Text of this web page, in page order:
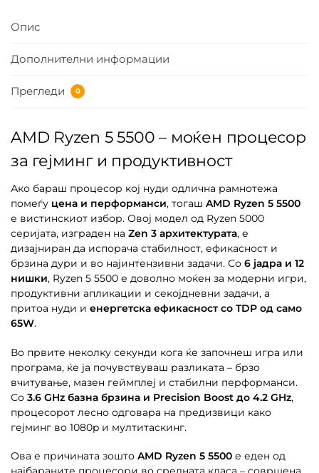
Опис
Дополнителни информации
Прегледи 0
AMD Ryzen 5 5500 – моќен процесор
за гејминг и продуктивност
Ако бараш процесор кој нуди одлична рамнотежа
помеѓу цена и перформанси, тогаш AMD Ryzen 5 5500
е вистинскиот избор. Овој модел од Ryzen 5000
серијата, изграден на Zen 3 архитектурата, е
дизајниран да испорача стабилност, ефикасност и
брзина дури и во најинтензивни задачи. Со 6 јадра и 12
нишки, Ryzen 5 5500 е доволно моќен за модерни игри,
продуктивни апликации и секојдневни задачи, а
притоа нуди и енергетска ефикасност со TDP од само
65W.
Во првите неколку секунди кога ќе започнеш игра или
програма, ќе ја почувствуваш разликата – брзо
вчитување, мазен геймплеј и стабилни перформанси.
Со 3.6 GHz базна брзина и Precision Boost до 4.2 GHz,
процесорот лесно одговара на предизвици како
гејминг во 1080p и мултитаскинг.
Ова е причината зошто AMD Ryzen 5 5500 е еден од